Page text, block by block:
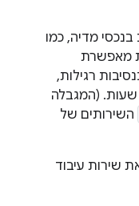
מדיה, כמו
מאפשרת
רגילות,
מגבלת הזמן הזו היא 6 שעות מתוך 24 שעות. (המגבלה
השירותים של
שירות עיבוד